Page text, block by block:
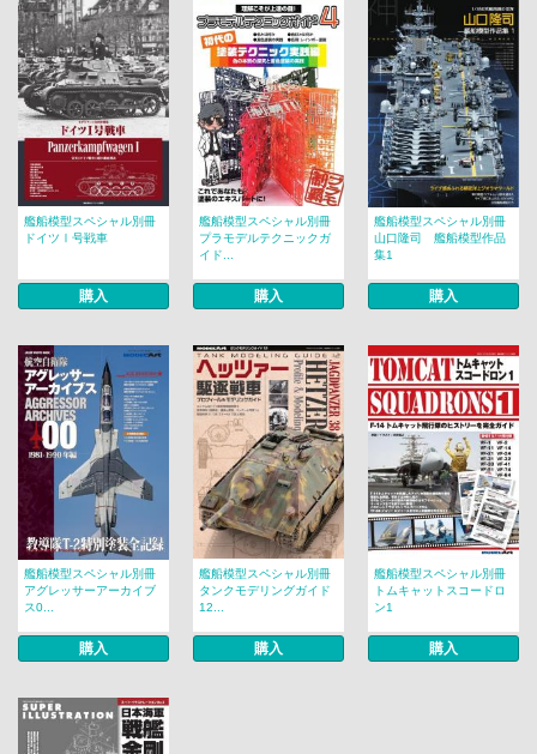
艦船模型スペシャル別冊
ドイツⅠ号戦車
購入
艦船模型スペシャル別冊
プラモデルテクニックガ
イド...
購入
艦船模型スペシャル別冊
山口隆司 艦船模型作品
集1
購入
艦船模型スペシャル別冊
アグレッサーアーカイブ
ス0...
購入
艦船模型スペシャル別冊
タンクモデリングガイド
12...
購入
艦船模型スペシャル別冊
トムキャットスコードロ
ン1
購入